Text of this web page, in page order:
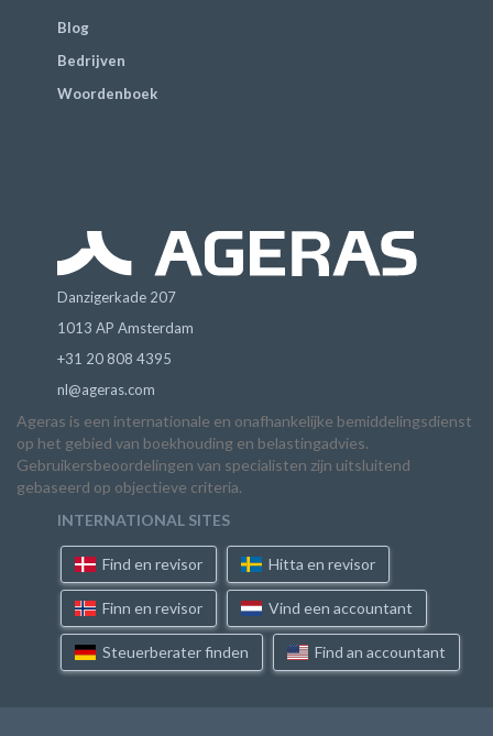
Blog
Bedrijven
Woordenboek
Danzigerkade 207
1013 AP Amsterdam
+31 20 808 4395
nl@ageras.com
Ageras is een internationale en onafhankelijke bemiddelingsdienst
op het gebied van boekhouding en belastingadvies.
Gebruikersbeoordelingen van specialisten zijn uitsluitend
gebaseerd op objectieve criteria.
INTERNATIONAL SITES
Find en revisor Hitta en revisor
Finn en revisor Vind een accountant
Steuerberater finden Find an accountant